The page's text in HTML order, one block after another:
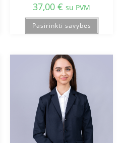
37,00 € su PVM
Pasirinkti savybes